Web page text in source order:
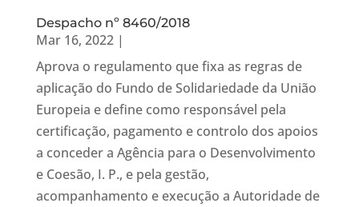
Despacho nº 8460/2018
Mar 16, 2022|
Aprova o regulamento que fixa as regras de
aplicação do Fundo de Solidariedade da União
Europeia e define como responsável pela
certificação, pagamento e controlo dos apoios
a conceder a Agência para o Desenvolvimento
e Coesão, I. P., e pela gestão,
acompanhamento e execução a Autoridade de